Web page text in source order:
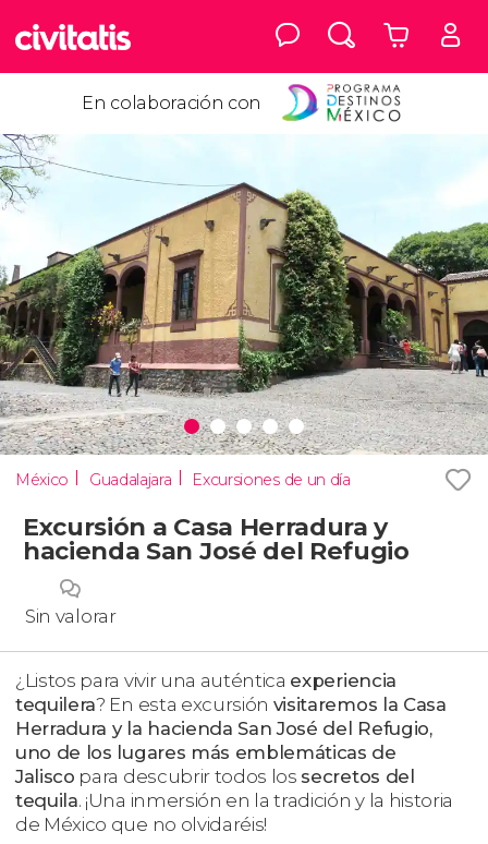
En colaboración con
México Guadalajara Excursiones de un día
Excursión a Casa Herradura y
hacienda San José del Refugio
Sin valorar
¿Listos para vivir una auténtica experiencia
tequilera? En esta excursión visitaremos la Casa
Herradura y la hacienda San José del Refugio,
uno de los lugares más emblemáticas de
Jalisco para descubrir todos los secretos del
tequila. ¡Una inmersión en la tradición y la historia
de México que no olvidaréis!